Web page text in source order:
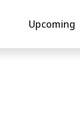
Upcoming